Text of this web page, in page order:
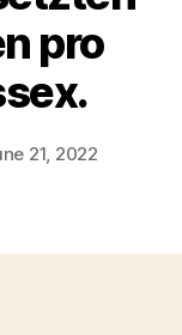
pro
21, 2022